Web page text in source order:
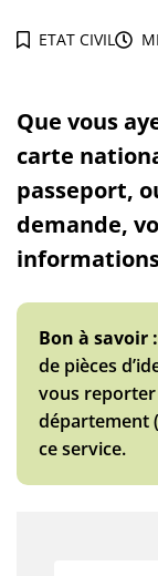
ETAT CIVIL
Que vous
carte
passeport,
demande,
Bon à savoir :
de pièces
vous reporter
département
ce service.